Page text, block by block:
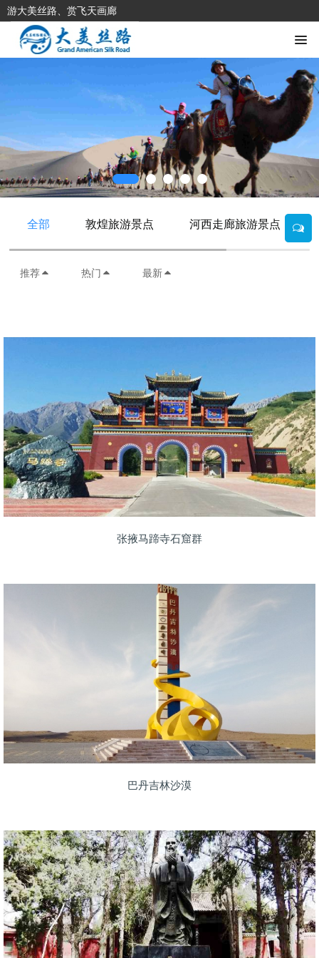
游大美丝路、赏飞天画廊
全部 敦煌旅游景点 河西走廊旅游景点
推荐 热门 最新
张掖马蹄寺石窟群
巴丹吉林沙漠